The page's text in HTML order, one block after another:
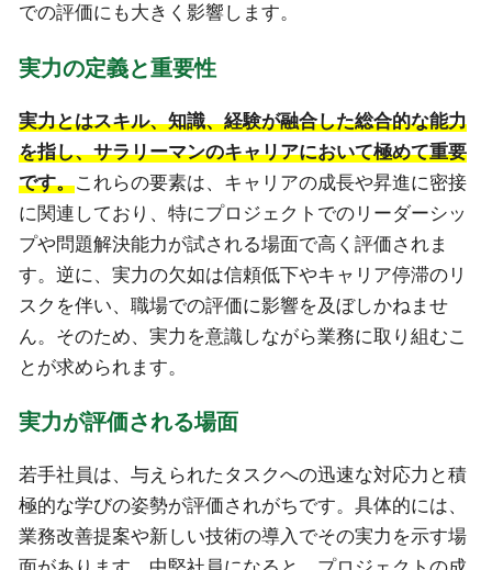
での評価にも大きく影響します。
実力の定義と重要性
実力とはスキル、知識、経験が融合した総合的な能力
を指し、サラリーマンのキャリアにおいて極めて重要
です。これらの要素は、キャリアの成長や昇進に密接
に関連しており、特にプロジェクトでのリーダーシッ
プや問題解決能力が試される場面で高く評価されま
す。逆に、実力の欠如は信頼低下やキャリア停滞のリ
スクを伴い、職場での評価に影響を及ぼしかねませ
ん。そのため、実力を意識しながら業務に取り組むこ
とが求められます。
実力が評価される場面
若手社員は、与えられたタスクへの迅速な対応力と積
極的な学びの姿勢が評価されがちです。具体的には、
業務改善提案や新しい技術の導入でその実力を示す場